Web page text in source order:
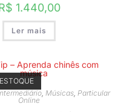
1.440,00
Ler mais
, Músicas, Particular
Online